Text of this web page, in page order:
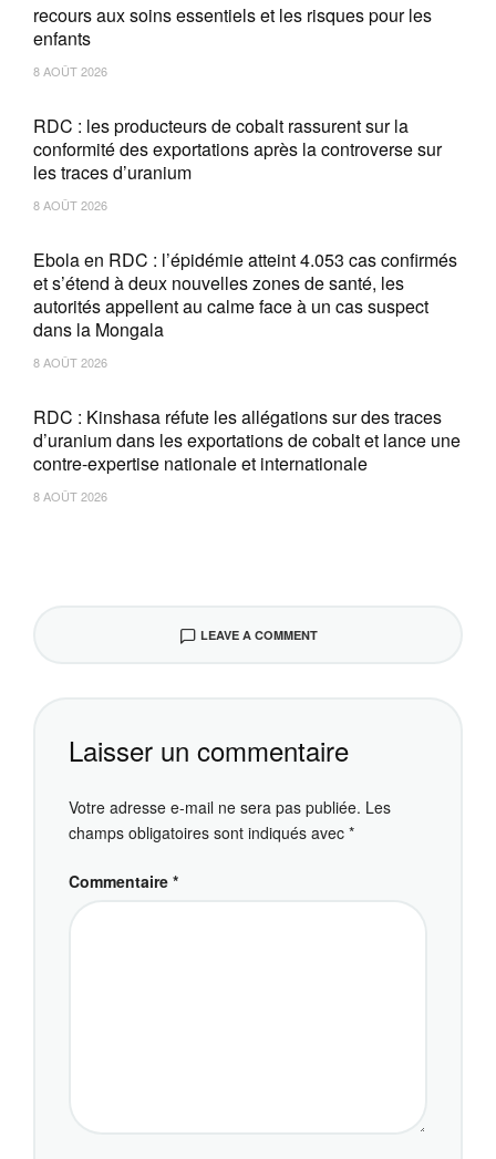
recours aux soins essentiels et les risques pour les
enfants
8 AOÛT 2026
RDC : les producteurs de cobalt rassurent sur la
conformité des exportations après la controverse sur
les traces d’uranium
8 AOÛT 2026
Ebola en RDC : l’épidémie atteint 4.053 cas confirmés
et s’étend à deux nouvelles zones de santé, les
autorités appellent au calme face à un cas suspect
dans la Mongala
8 AOÛT 2026
RDC : Kinshasa réfute les allégations sur des traces
d’uranium dans les exportations de cobalt et lance une
contre-expertise nationale et internationale
8 AOÛT 2026
LEAVE A COMMENT
Laisser un commentaire
Votre adresse e-mail ne sera pas publiée. Les
champs obligatoires sont indiqués avec *
Commentaire *